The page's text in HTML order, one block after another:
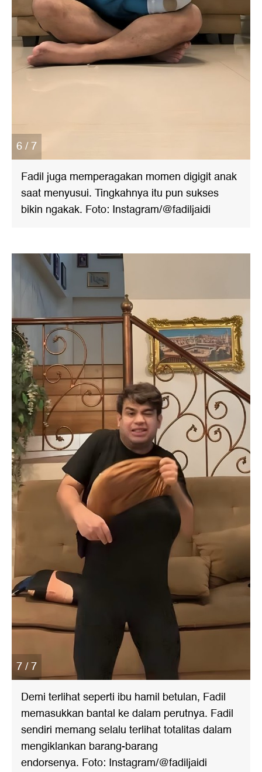
6 / 7
Fadil juga memperagakan momen digigit anak
saat menyusui. Tingkahnya itu pun sukses
bikin ngakak. Foto: Instagram/@fadiljaidi
7 / 7
Demi terlihat seperti ibu hamil betulan, Fadil
memasukkan bantal ke dalam perutnya. Fadil
sendiri memang selalu terlihat totalitas dalam
mengiklankan barang-barang
endorsenya. Foto: Instagram/@fadiljaidi